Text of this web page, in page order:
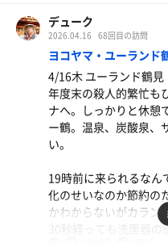
ロースカツ定食 1600
とができる人はいる
いいかなというくらい
回。送風は約5分間。
温度計は13℃くらいを
ないので14℃くらいだ
のいに満足。
岩盤浴も汗だくになる
16時過ぎから雨が降っ
た。
まずは炭酸泉に10分入
合。奥の上段しか空い
分、ドリカムの音楽が
のブロワーで1人ずつ
SSKさんではなかった
まで30分以上ロウリ
す。水風呂は痺れるほ
温度計は反射して見え
看板下の外気浴スペー
る。休憩スペースでの
今は亡きガーデンサウ
に行く。水曜の19時20
うん、間違いない。今
フロントにはご主人が
った回数券を渡しなが
目を走らせる。このご
している。神奈川県の
れると銭湯でもスパ銭
ことなのだろう。
混んでいるときなら脱
フィニティ3脚は満席
デューク
2026.04.16 68回目の訪問
ヨコヤマ・ユーランド
4/16木 ユーランド鶴見
年度末の殺人的繁忙も
ナへ。しっかりと休憩
ー鶴。温泉、炭酸泉、
い。
19時前に来られるなん
化のせいなのか節約の
かわからないがカラン
30秒経っても洗面器